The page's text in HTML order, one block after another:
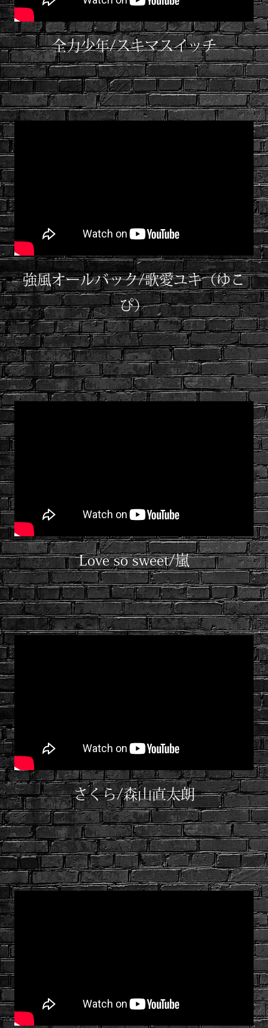
全力少年/スキマスイッチ
強風オールバック/歌愛ユキ（ゆこ
ぴ）
Love so sweet/嵐
さくら/森山直太朗